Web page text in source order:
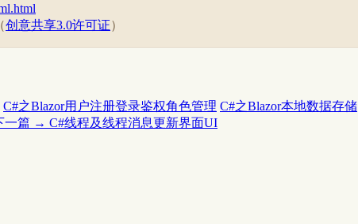
创意共享3.0许可证）
C#之Blazor用户注册登录鉴权角色管理 C#之Blazor本地数据存储
一篇 → C#线程及线程消息更新界面UI